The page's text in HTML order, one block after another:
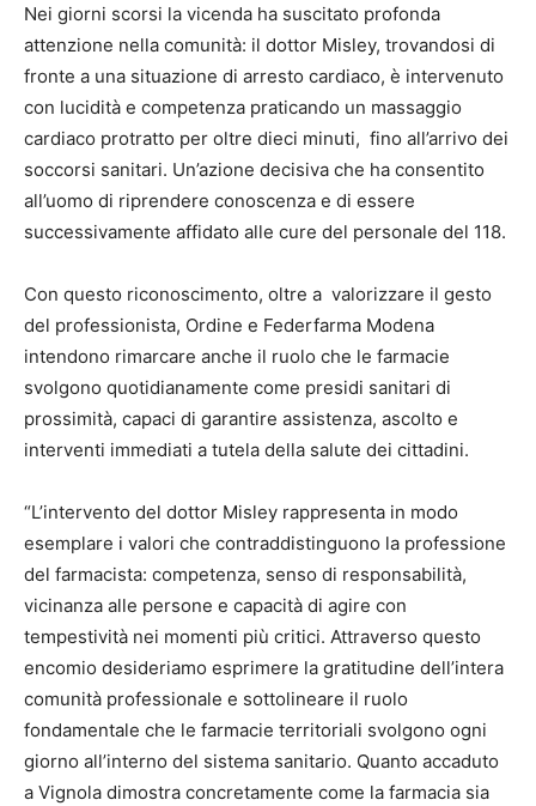
Nei giorni scorsi la vicenda ha suscitato profonda
attenzione nella comunità: il dottor Misley, trovandosi di
fronte a una situazione di arresto cardiaco, è intervenuto
con lucidità e competenza praticando un massaggio
cardiaco protratto per oltre dieci minuti, fino all’arrivo dei
soccorsi sanitari. Un’azione decisiva che ha consentito
all’uomo di riprendere conoscenza e di essere
successivamente affidato alle cure del personale del 118.
Con questo riconoscimento, oltre a valorizzare il gesto
del professionista, Ordine e Federfarma Modena
intendono rimarcare anche il ruolo che le farmacie
svolgono quotidianamente come presidi sanitari di
prossimità, capaci di garantire assistenza, ascolto e
interventi immediati a tutela della salute dei cittadini.
“L’intervento del dottor Misley rappresenta in modo
esemplare i valori che contraddistinguono la professione
del farmacista: competenza, senso di responsabilità,
vicinanza alle persone e capacità di agire con
tempestività nei momenti più critici. Attraverso questo
encomio desideriamo esprimere la gratitudine dell’intera
comunità professionale e sottolineare il ruolo
fondamentale che le farmacie territoriali svolgono ogni
giorno all’interno del sistema sanitario. Quanto accaduto
a Vignola dimostra concretamente come la farmacia sia